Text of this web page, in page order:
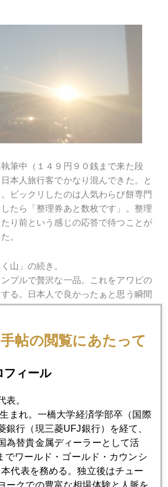
筆中（１４９円９０銭まで来た段
本人旅行客でかなり混んできた。と
ビックリしたのは人気わらび餅専門
たら「整理券あと数枚です」。整理
り前という感じの応答で待つことが
。
山」の続き。
プルで贅沢な一品。これをアワビの
る。日本人で良かったぁと思う瞬間
、作りを変に遊ばず、こういうコラ
帖の閲覧にあたって
フィール
表。
まれ。一橋大学経済学部卒（国際
銀行（現三菱UFJ銀行）を経て、
為替貴金属ディーラーとして活
でワールド・ゴールド・カウンシ
代表を務める。独立後はチュー
ークでの豊富な相場体験と人脈を